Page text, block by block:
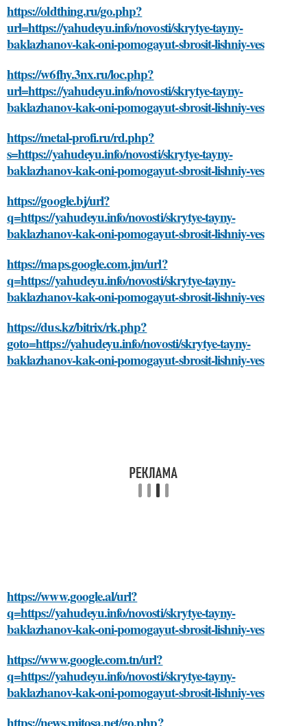
https://oldthing.ru/go.php?
url=https://yahudeyu.info/novosti/skrytye-tayny-
baklazhanov-kak-oni-pomogayut-sbrosit-lishniy-ves
https://w6fhy.3nx.ru/loc.php?
url=https://yahudeyu.info/novosti/skrytye-tayny-
baklazhanov-kak-oni-pomogayut-sbrosit-lishniy-ves
https://metal-profi.ru/rd.php?
s=https://yahudeyu.info/novosti/skrytye-tayny-
baklazhanov-kak-oni-pomogayut-sbrosit-lishniy-ves
https://google.bj/url?
q=https://yahudeyu.info/novosti/skrytye-tayny-
baklazhanov-kak-oni-pomogayut-sbrosit-lishniy-ves
https://maps.google.com.jm/url?
q=https://yahudeyu.info/novosti/skrytye-tayny-
baklazhanov-kak-oni-pomogayut-sbrosit-lishniy-ves
https://dus.kz/bitrix/rk.php?
goto=https://yahudeyu.info/novosti/skrytye-tayny-
baklazhanov-kak-oni-pomogayut-sbrosit-lishniy-ves
https://www.google.al/url?
q=https://yahudeyu.info/novosti/skrytye-tayny-
baklazhanov-kak-oni-pomogayut-sbrosit-lishniy-ves
https://www.google.com.tn/url?
q=https://yahudeyu.info/novosti/skrytye-tayny-
baklazhanov-kak-oni-pomogayut-sbrosit-lishniy-ves
https://news.mitosa.net/go.php?